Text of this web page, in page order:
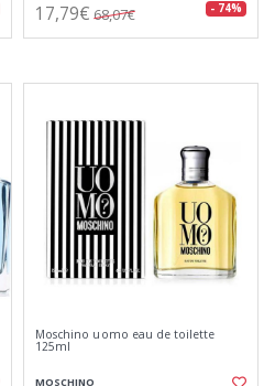
17,79€ 68,07€ - 74%
Moschino uomo eau de toilette
125ml
MOSCHINO